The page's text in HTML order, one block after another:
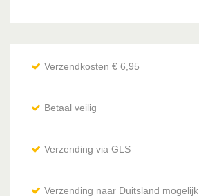
Verzendkosten € 6,95
Betaal veilig
Verzending via GLS
Verzending naar Duitsland mogelijk